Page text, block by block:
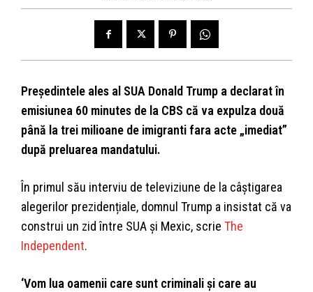
Președintele ales al SUA Donald Trump a declarat în
emisiunea 60 minutes de la CBS că va expulza două
până la trei milioane de imigranti fara acte „imediat”
după preluarea mandatului.
În primul său interviu de televiziune de la câștigarea
alegerilor prezidențiale, domnul Trump a insistat că va
construi un zid între SUA și Mexic, scrie The
Independent.
‘Vom lua oamenii care sunt criminali și care au